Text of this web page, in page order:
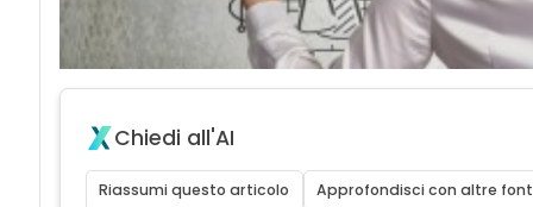
Chiedi all'AI
Riassumi questo articolo Approfondisci con altre